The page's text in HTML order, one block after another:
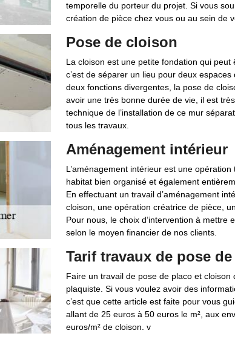
temporelle du porteur du projet. Si vous
création de pièce chez vous ou au sein de
Pose de cloison
La cloison est une petite fondation qui peut
c’est de séparer un lieu pour deux
deux fonctions divergentes, la pose de
avoir une très bonne durée de vie, il est
technique de l’installation de ce mur
tous les travaux.
Aménagement intérieur
L’aménagement intérieur est une
habitat bien organisé et également
En effectuant un travail d’aménagement
cloison, une opération créatrice de pièce,
Pour nous, le choix d’intervention à
selon le moyen financier de nos clients.
Tarif travaux de pose
Faire un travail de pose de placo et
plaquiste. Si vous voulez avoir des
c’est que cette article est faite pour vous
allant de 25 euros à 50 euros le m², aux
euros/m² de cloison. v